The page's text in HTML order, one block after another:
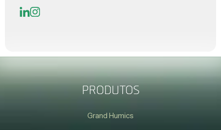
PRODUTOS
Grand Humics